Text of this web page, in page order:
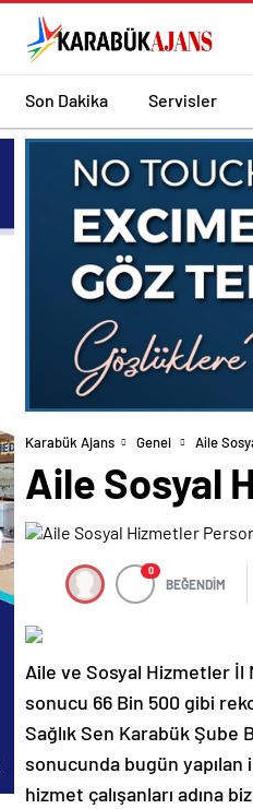
Son Dakika Servisler
Karabük Ajans Genel Aile
Aile Sosyal
0
BEĞENDİM
Aile ve Sosyal Hizmetler İl
sonucu 66 Bin 500 gibi
Sağlık Sen Karabük Şube
sonucunda bugün yapılan
hizmet çalışanları adına